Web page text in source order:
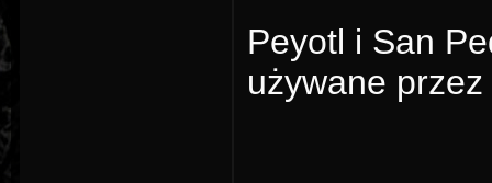
Peyotl i San
używane